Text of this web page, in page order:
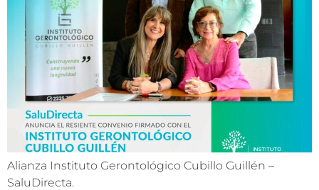
Alianza Instituto Gerontológico Cubillo Guillén –
SaluDirecta.